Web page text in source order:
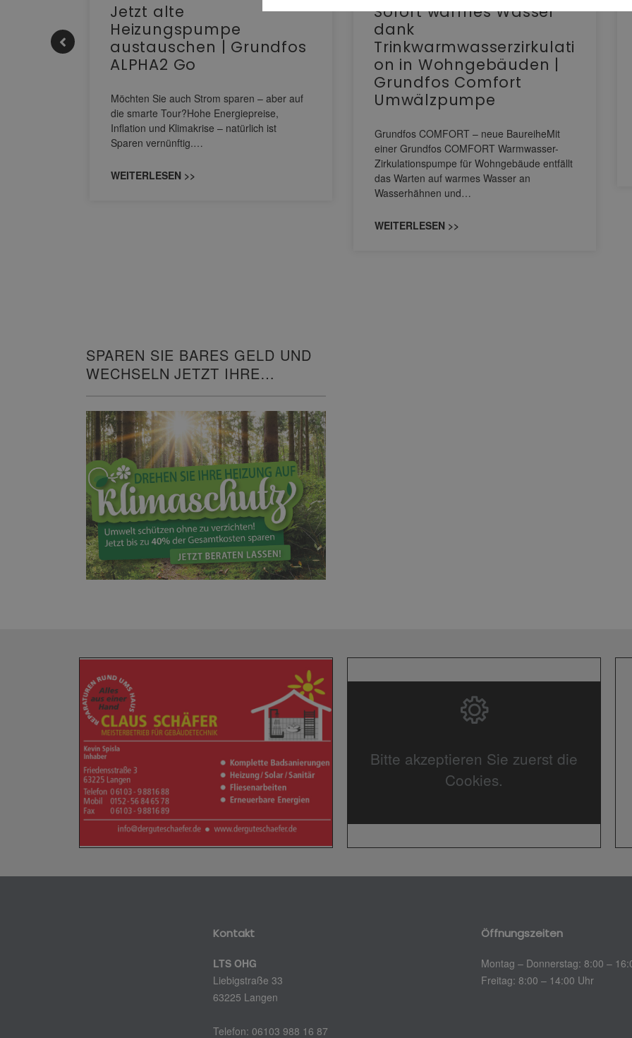
Jetzt alte
Heizungspumpe
austauschen | Grundfos
ALPHA2 Go
Möchten Sie auch Strom sparen – aber auf
die smarte Tour?Hohe Energiepreise,
Inflation und Klimakrise – natürlich ist
Sparen vernünftig.…
WEITERLESEN >>
Sofort warmes Wasser
dank
Trinkwarmwasserzirkulati
on in Wohngebäuden |
Grundfos Comfort
Umwälzpumpe
Grundfos COMFORT – neue BaureiheMit
einer Grundfos COMFORT Warmwasser-
Zirkulationspumpe für Wohngebäude entfällt
das Warten auf warmes Wasser an
Wasserhähnen und…
WEITERLESEN >>
SPAREN SIE BARES GELD UND
WECHSELN JETZT IHRE
Bitte akzeptieren Sie zuerst die
Cookies.
Kontakt
LTS OHG
Liebigstraße 33
63225 Langen
Telefon: 06103 988 16 87
Öffnungszeiten
Montag – Donnerstag: 8:00 –
Freitag: 8:00 – 14:00 Uhr